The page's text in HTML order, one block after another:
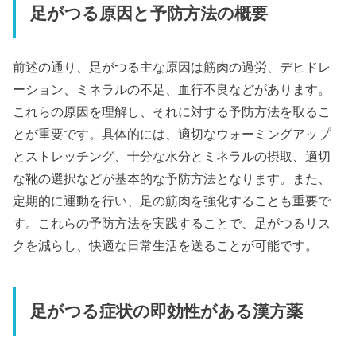
足がつる原因と予防方法の概要
前述の通り、足がつる主な原因は筋肉の過労、デヒドレ
ーション、ミネラルの不足、血行不良などがあります。
これらの原因を理解し、それに対する予防方法を取るこ
とが重要です。具体的には、適切なウォーミングアップ
とストレッチング、十分な水分とミネラルの摂取、適切
な靴の選択などが基本的な予防方法となります。また、
定期的に運動を行い、足の筋肉を強化することも重要で
す。これらの予防方法を実践することで、足がつるリス
クを減らし、快適な日常生活を送ることが可能です。
足がつる症状の即効性がある漢方薬